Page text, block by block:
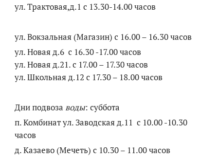
ул. Трактовая,д.1 с 13.30-14.00 часов
ул. Вокзальная (Магазин) с 16.00 – 16.30 часов
ул. Новая д.6 с 16.30 -17.00 часов
ул. Новая д.21. с 17.00 – 17.30 часов
ул. Школьная д.12 с 17.30 – 18.00 часов
Дни подвоза воды: суббота
п. Комбинат ул. Заводская д.11 с 10.00 -10.30
часов
д. Казаево (Мечеть) с 10.30 – 11.00 часов